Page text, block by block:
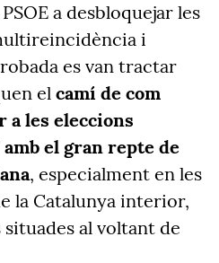
a desbloquejar les
i
es van tractar
el camí de com
a les eleccions
el gran repte de
, especialment en les
la Catalunya interior,
al voltant de